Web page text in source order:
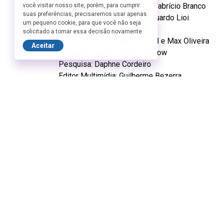
Supervisão de Dramaturgia: Fabrício Branco
Direção de Arte: Oswaldo Eduardo Lioi
Iluminação: Hebert Said
Trilha Sonora: Carmen Frenzel e Max Oliveira
Designer Gráfico: Thiago Ristow
Pesquisa: Daphne Cordeiro
Editor Multimídia: Guilherme Bezerra
você visitar nosso site, porém, para cumprir
suas preferências, precisaremos usar apenas
um pequeno cookie, para que você não seja
solicitado a tomar essa decisão novamente.
Aceitar